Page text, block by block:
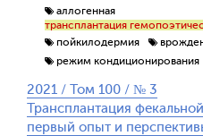
аллогенная
трансплантация
пойкилодермия
режим кондиционирования
2021 / Том 100 / № 3
Трансплантация
первый опыт и